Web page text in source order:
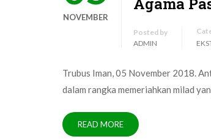
NOVEMBER
Posted by
ADMIN
Trubus Iman, 05 November 2018.
dalam rangka memeriahkan milad
READ MORE